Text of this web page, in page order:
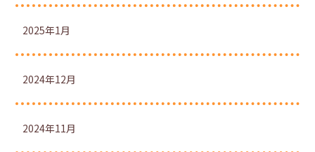
2025年1月
2024年12月
2024年11月